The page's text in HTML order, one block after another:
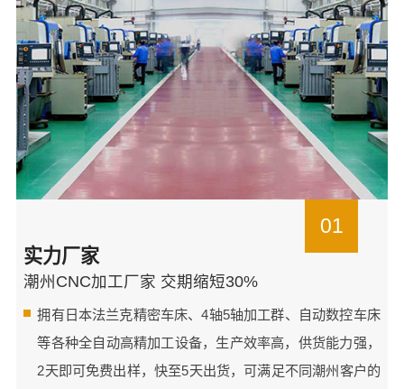
01
实力厂家
潮州CNC加工厂家 交期缩短30%
拥有日本法兰克精密车床、4轴5轴加工群、自动数控车床
等各种全自动高精加工设备，生产效率高，供货能力强，
2天即可免费出样，快至5天出货，可满足不同潮州客户的